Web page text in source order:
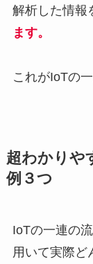
解析した情報
ます。
これがIoTの
超わかりや
例３つ
IoTの一連の
用いて実際ど